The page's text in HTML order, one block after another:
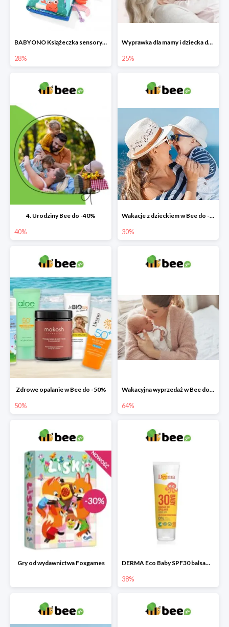
BABYONO Książeczka sensoryczna Go To The Ocean -28%
28%
Wyprawka dla mamy i dziecka do -25%
25%
4. Urodziny Bee do -40%
40%
Wakacje z dzieckiem w Bee do -30%
30%
Zdrowe opalanie w Bee do -50%
50%
Wakacyjna wyprzedaż w Bee do -64%
64%
Gry od wydawnictwa Foxgames DERMA Eco Baby SPF30 balsam przeciwsłoneczny dla dzieci
38%